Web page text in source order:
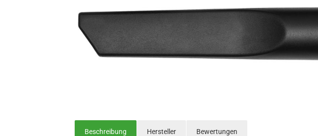
Beschreibung Hersteller Bewertungen